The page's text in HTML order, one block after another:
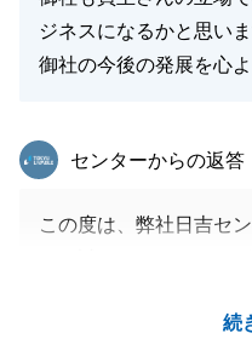
ジネスになるかと思いま
御社の今後の発展を心
続
東急リバブル
センターからの返答
この度は、弊社日吉セ
だきます。ご契約日と